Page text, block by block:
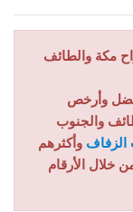
مكة والطائف
وأرخص
والجنوب
وأكثرهم
خلال الأرقام